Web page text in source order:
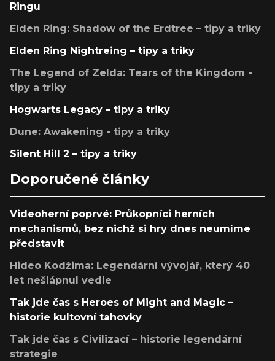
Ringu
Elden Ring: Shadow of the Erdtree – tipy a triky
Elden Ring Nightreing – tipy a triky
The Legend of Zelda: Tears of the Kingdom -
tipy a triky
Hogwarts Legacy – tipy a triky
Dune: Awakening - tipy a triky
Silent Hill 2 – tipy a triky
Doporučené články
Videoherní poprvé: Průkopníci herních
mechanismů, bez nichž si hry dnes neumíme
představit
Hideo Kodžima: Legendární vývojář, který 40
let nešlápnul vedle
Tak jde čas s Heroes of Might and Magic –
historie kultovní tahovky
Tak jde čas s Civilizací – historie legendární
strategie